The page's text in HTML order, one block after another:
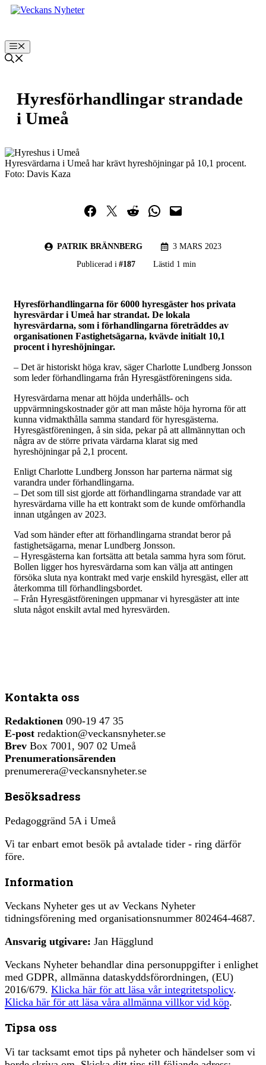
Hoppa
Meny
Hyresförhandlingar strandade
i Umeå
Hyresvärdarna i Umeå har krävt hyreshöjningar på 10,1 procent.
Foto: Davis Kaza
Dela på Facebook
Dela på TwitterDela på RedditDela i WhatsApp
Maila en länk
PATRIK BRÄNNBERG
3 MARS 2023
Publicerad i #187 Lästid 1 min
Hyresförhandlingarna för 6000 hyresgäster hos privata
hyresvärdar i Umeå har strandat. De lokala
hyresvärdarna, som i förhandlingarna företräddes av
organisationen Fastighetsägarna, kvävde initialt 10,1
procent i hyreshöjningar.
– Det är historiskt höga krav, säger Charlotte Lundberg Jonsson
som leder förhandlingarna från Hyresgästföreningens sida.
Hyresvärdarna menar att höjda underhålls- och
uppvärmningskostnader gör att man måste höja hyrorna för att
kunna vidmakthålla samma standard för hyresgästerna.
Hyresgästföreningen, å sin sida, pekar på att allmännyttan och
några av de större privata värdarna klarat sig med
hyreshöjningar på 2,1 procent.
Enligt Charlotte Lundberg Jonsson har parterna närmat sig
varandra under förhandlingarna.
– Det som till sist gjorde att förhandlingarna strandade var att
hyresvärdarna ville ha ett kontrakt som de kunde omförhandla
innan utgången av 2023.
Vad som händer efter att förhandlingarna strandat beror på
fastighetsägarna, menar Lundberg Jonsson.
– Hyresgästerna kan fortsätta att betala samma hyra som förut.
Bollen ligger hos hyresvärdarna som kan välja att antingen
försöka sluta nya kontrakt med varje enskild hyresgäst, eller att
återkomma till förhandlingsbordet.
– Från Hyresgästföreningen uppmanar vi hyresgäster att inte
sluta något enskilt avtal med hyresvärden.
Kontakta oss
Redaktionen 090-19 47 35
E-post redaktion@veckansnyheter.se
Brev Box 7001, 907 02 Umeå
Prenumerationsärenden
prenumerera@veckansnyheter.se
Besöksadress
Pedagoggränd 5A i Umeå
Vi tar enbart emot besök på avtalade tider - ring därför
före.
Information
Veckans Nyheter ges ut av Veckans Nyheter
tidningsförening med organisationsnummer 802464-4687.
Ansvarig utgivare: Jan Hägglund
Veckans Nyheter behandlar dina personuppgifter i enlighet
med GDPR, allmänna dataskyddsförordningen, (EU)
2016/679. Klicka här för att läsa vår integritetspolicy.
Klicka här för att läsa våra allmänna villkor vid köp.
Tipsa oss
Vi tar tacksamt emot tips på nyheter och händelser som vi